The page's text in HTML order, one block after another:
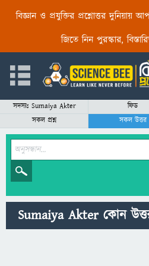
বিজ্ঞান ও প্রযুক্তির প্রশ্নোত্তর দুনিয়ায়
জিতে নিন পুরস্কার,
সদস্যঃ Sumaiya Akter ফিড
সকল প্রশ্ন
সকল উত্তর
Sumaiya Akter কোন